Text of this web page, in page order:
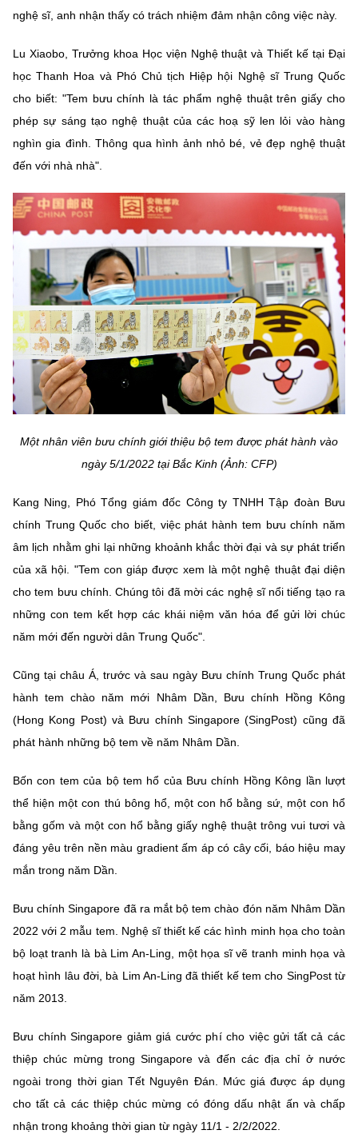
nghệ sĩ, anh nhận thấy có trách nhiệm đảm nhận công việc này.
Lu Xiaobo, Trưởng khoa Học viện Nghệ thuật và Thiết kế tại Đại
học Thanh Hoa và Phó Chủ tịch Hiệp hội Nghệ sĩ Trung Quốc
cho biết: "Tem bưu chính là tác phẩm nghệ thuật trên giấy cho
phép sự sáng tạo nghệ thuật của các hoạ sỹ len lỏi vào hàng
nghìn gia đình. Thông qua hình ảnh nhỏ bé, vẻ đẹp nghệ thuật
đến với nhà nhà".
Một nhân viên bưu chính giới thiệu bộ tem được phát hành vào
ngày 5/1/2022 tại Bắc Kinh (Ảnh: CFP)
Kang Ning, Phó Tổng giám đốc Công ty TNHH Tập đoàn Bưu
chính Trung Quốc cho biết, việc phát hành tem bưu chính năm
âm lịch nhằm ghi lại những khoảnh khắc thời đại và sự phát triển
của xã hội. "Tem con giáp được xem là một nghệ thuật đại diện
cho tem bưu chính. Chúng tôi đã mời các nghệ sĩ nổi tiếng tạo ra
những con tem kết hợp các khái niệm văn hóa để gửi lời chúc
năm mới đến người dân Trung Quốc".
Cũng tại châu Á, trước và sau ngày Bưu chính Trung Quốc phát
hành tem chào năm mới Nhâm Dần, Bưu chính Hồng Kông
(Hong Kong Post) và Bưu chính Singapore (SingPost) cũng đã
phát hành những bộ tem về năm Nhâm Dần.
Bốn con tem của bộ tem hổ của Bưu chính Hồng Kông lần lượt
thể hiện một con thú bông hổ, một con hổ bằng sứ, một con hổ
bằng gốm và một con hổ bằng giấy nghệ thuật trông vui tươi và
đáng yêu trên nền màu gradient ấm áp có cây cối, báo hiệu may
mắn trong năm Dần.
Bưu chính Singapore đã ra mắt bộ tem chào đón năm Nhâm Dần
2022 với 2 mẫu tem. Nghệ sĩ thiết kế các hình minh họa cho toàn
bộ loạt tranh là bà Lim An-Ling, một họa sĩ vẽ tranh minh họa và
hoạt hình lâu đời, bà Lim An-Ling đã thiết kế tem cho SingPost từ
năm 2013.
Bưu chính Singapore giảm giá cước phí cho việc gửi tất cả các
thiệp chúc mừng trong Singapore và đến các địa chỉ ở nước
ngoài trong thời gian Tết Nguyên Đán. Mức giá được áp dụng
cho tất cả các thiệp chúc mừng có đóng dấu nhật ấn và chấp
nhận trong khoảng thời gian từ ngày 11/1 - 2/2/2022.